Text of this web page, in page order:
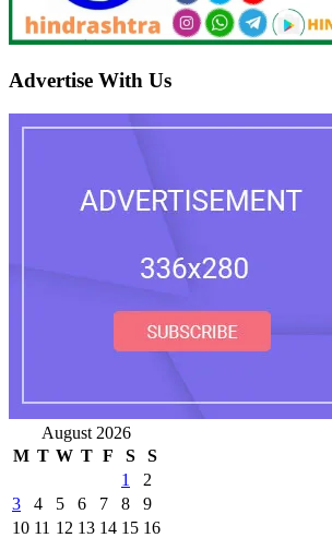
Advertise With Us
August 2026
M T W T F S
S
1
2
3
4 5 6 7 8
9
10 11 12 13 14 15 16